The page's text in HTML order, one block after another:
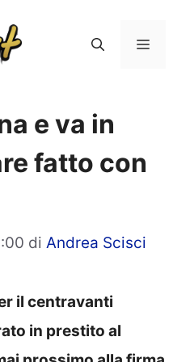
Menu
e va in
fatto con
di Andrea Scisci
il centravanti
in prestito al